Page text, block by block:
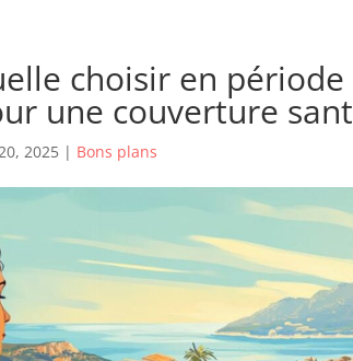
choisir en période
une couverture
2025| Bons plans